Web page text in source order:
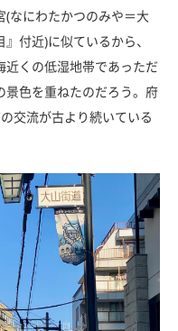
なにわたかつのみや＝大
付近)に似ているから、
近くの低湿地帯であっただ
景色を重ねたのだろう。府
交流が古より続いている